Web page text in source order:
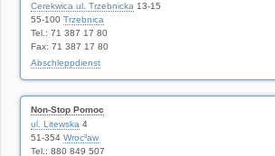
Cerekwica ul. Trzebnicka 13-15
55-100 Trzebnica
Tel.: 71 387 17 80
Fax: 71 387 17 80
Abschleppdienst
Non-Stop Pomoc
ul. Litewska 4
51-354 Wroc³aw
Tel.: 880 849 507